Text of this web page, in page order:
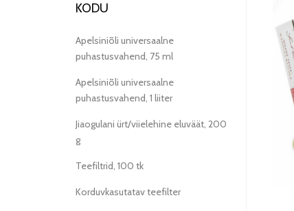
KODU
Apelsiniõli universaalne
puhastusvahend, 75 ml
Apelsiniõli universaalne
puhastusvahend, 1 liiter
Jiaogulani ürt/viielehine eluväät, 200
g
Teefiltrid, 100 tk
Korduvkasutatav teefilter